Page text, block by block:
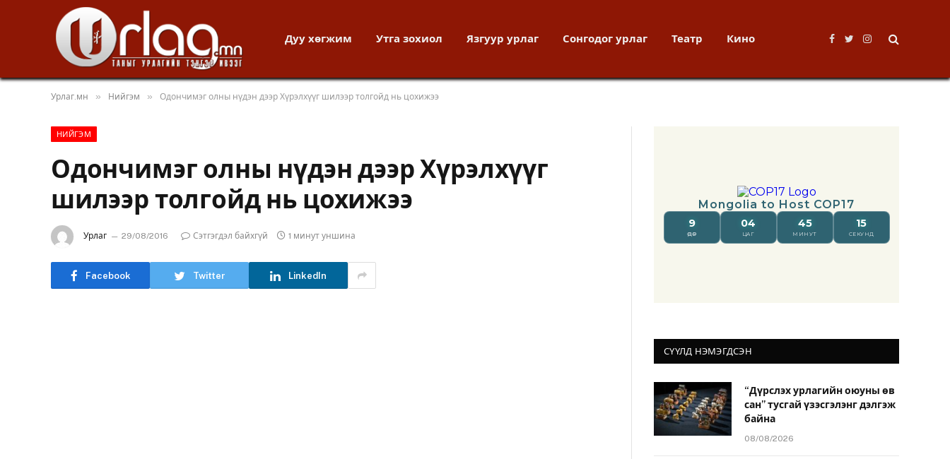
Дуу хөгжим Утга зохиол Язгуур урлаг Сонгодог урлаг Театр Кино
Facebook
TwitterInstagram
Урлаг.мн » Нийгэм » Одончимэг олны нүдэн дээр Хүрэлхүүг шилээр толгойд нь цохижээ
НИЙГЭМ
Одончимэг олны нүдэн дээр Хүрэлхүүг
шилээр толгойд нь цохижээ
Урлаг 29/08/2016 Сэтгэгдэл байхгүй 1 минут уншина
Facebook Twitter LinkedIn
СҮҮЛД НЭМЭГДСЭН
“Дүрслэх урлагийн оюуны өв
сан” тусгай үзэсгэлэнг дэлгэж
байна
08/08/2026